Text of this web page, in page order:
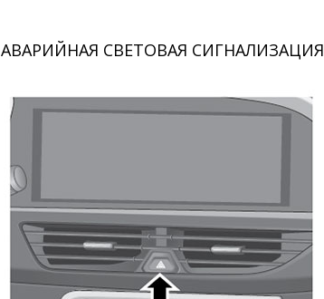
АВАРИЙНАЯ СВЕТОВАЯ СИГНАЛИЗАЦИЯ